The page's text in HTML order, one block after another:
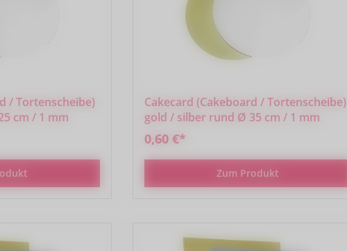
/ Tortenscheibe)
cm / 1 mm
Cakecard (Cakeboard / Tortenscheibe)
gold / silber rund Ø 35 cm / 1 mm
0,60 €*
Zum Produkt